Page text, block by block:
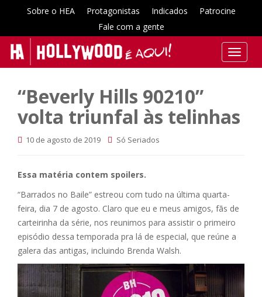
Sobre o HEA Protagonistas Indicados
Patrocine
Fale com a gente
T
o
e
t
i
o
“Beverly Hills 90210”
volta triunfal às telinhas
10 de agosto de 2019 Só Seriados
Essa matéria contem spoilers.
“Barrados no Baile” estreou com tudo na última quarta-
feira, dia 7 de agosto. Claro que eu e meus amigos, fãs de
carteirinha da série, nos reunimos para assistir o primeiro
episódio dessa temporada pra lá de especial, que reúne a
galera das antigas, incluindo Brenda Walsh.